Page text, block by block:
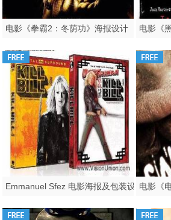
电影《拳霸2：冬荫功》海报设计 电影《
Emmanuel Sfez 电影海报及包装设计电影《